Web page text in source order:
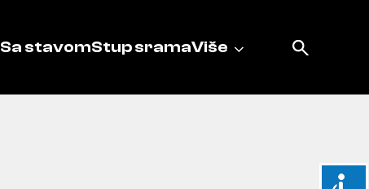
Sa stavomStup sramaViše